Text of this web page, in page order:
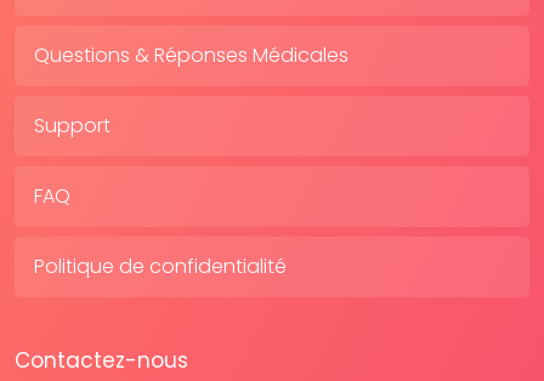
Questions & Réponses Médicales
Support
FAQ
Politique de confidentialité
Contactez-nous